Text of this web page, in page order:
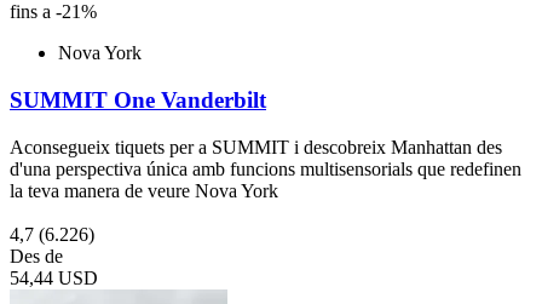
fins a -21%
Nova York
SUMMIT One Vanderbilt
Aconsegueix tiquets per a SUMMIT i descobreix Manhattan des
d'una perspectiva única amb funcions multisensorials que redefinen
la teva manera de veure Nova York
4,7 (6.226)
Des de
54,44 USD